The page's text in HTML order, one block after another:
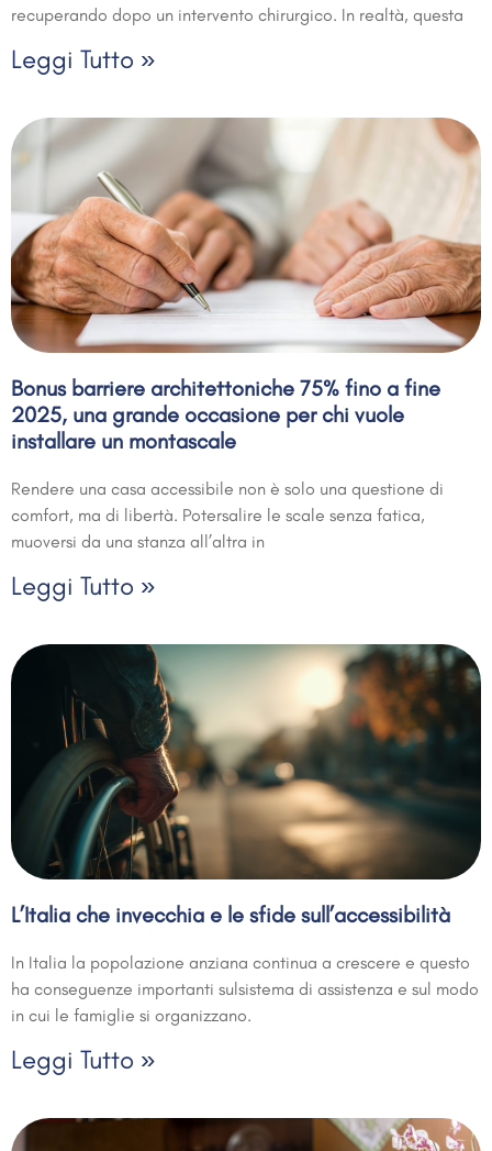
recuperando dopo un intervento chirurgico. In realtà, questa
Leggi Tutto »
Bonus barriere architettoniche 75% fino a fine
2025, una grande occasione per chi vuole
installare un montascale
Rendere una casa accessibile non è solo una questione di
comfort, ma di libertà. Potersalire le scale senza fatica,
muoversi da una stanza all’altra in
Leggi Tutto »
L’Italia che invecchia e le sfide sull’accessibilità
In Italia la popolazione anziana continua a crescere e questo
ha conseguenze importanti sulsistema di assistenza e sul modo
in cui le famiglie si organizzano.
Leggi Tutto »